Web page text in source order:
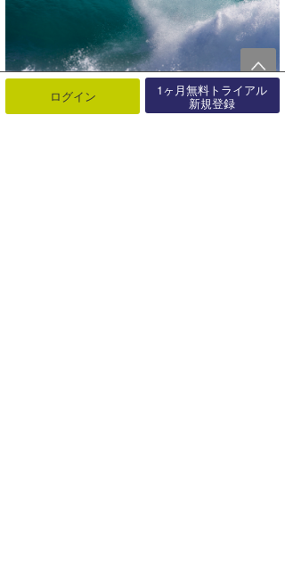
ログイン 1ヶ月無料トライアル
新規登録